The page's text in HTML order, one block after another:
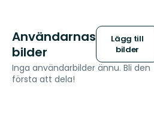
Användarnas
bilder
Lägg till
bilder
Inga användarbilder ännu. Bli den
första att dela!